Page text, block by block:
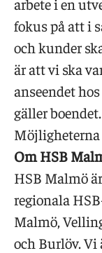
arbete i en
fokus på att i
och kunder
är att vi ska
anseendet
gäller boendet.
Om HSB
HSB Malmö
regionala
Malmö,
och Burlöv. Vi